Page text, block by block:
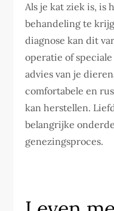
Als je kat ziek is, is
behandeling te
diagnose kan dit
operatie of
advies van je
comfortabele en
kan herstellen.
belangrijke
genezingsproces.